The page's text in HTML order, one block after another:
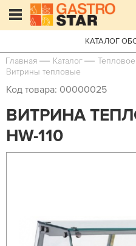
КАТАЛОГ
Главная Каталог
Витрины тепловые
Код товара: 00000025
ВИТРИНА
HW-110